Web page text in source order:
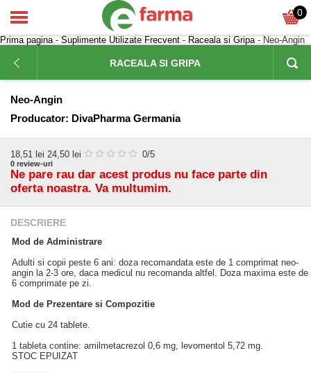
0
Prima pagina- Suplimente Utilizate Frecvent - Raceala si Gripa- Neo-Angin
RACEALA SI GRIPA
Neo-Angin
Producator: DivaPharma Germania
18,51 lei 24,50 lei 0/5
0 review-uri
Ne pare rau dar acest produs nu face parte din
oferta noastra. Va multumim.
DESCRIERE
Mod de Administrare
Adulti si copii peste 6 ani: doza recomandata este de 1 comprimat neo-
angin la 2-3 ore, daca medicul nu recomanda altfel. Doza maxima este de
6 comprimate pe zi.
Mod de Prezentare si Compozitie
Cutie cu 24 tablete.
1 tableta contine: amilmetacrezol 0,6 mg, levomentol 5,72 mg.
STOC EPUIZAT